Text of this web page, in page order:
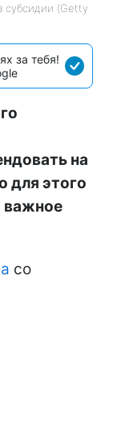
субсидии (Getty
за тебя!
на
этого
важное
со